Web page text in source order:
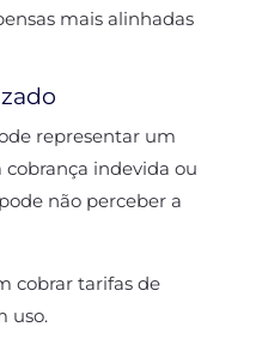
mais alinhadas
representar um
indevida ou
não perceber a
cobrar tarifas de
uso.